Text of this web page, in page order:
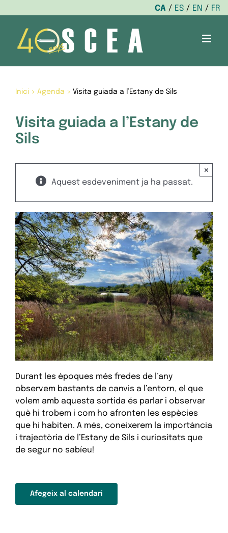
CA ES EN
FR
content
Inici> Agenda > Visita guiada a l’Estany de Sils
Visita guiada a l’Estany de
Sils
Aquest esdeveniment ja ha passat.
×
Durant les èpoques més fredes de l’any
observem bastants de canvis a l’entorn, el que
volem amb aquesta sortida és parlar i observar
què hi trobem i com ho afronten les espècies
que hi habiten. A més, coneixerem la importància
i trajectòria de l’Estany de Sils i curiositats que
de segur no sabíeu!
Afegeix al calendari